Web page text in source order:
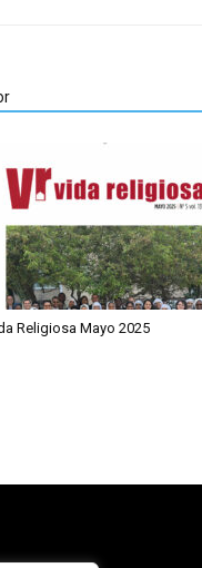
Religiosa Mayo 2025